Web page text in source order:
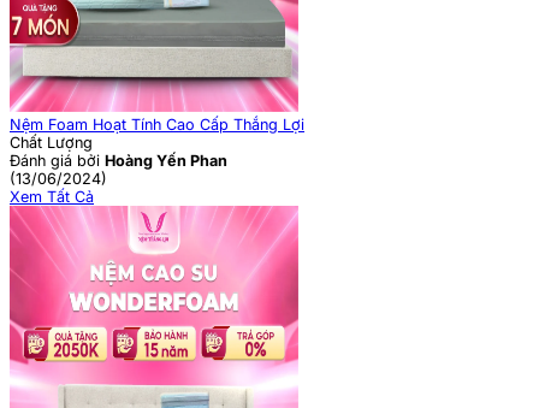
Nệm Foam Hoạt Tính Cao Cấp Thắng Lợi
Chất Lượng
Đánh giá bởi Hoàng Yến Phan
(13/06/2024)
Xem Tất Cả